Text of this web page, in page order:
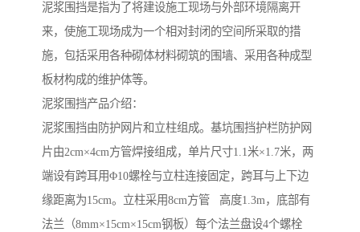
泥浆围挡是指为了将建设施工现场与外部环境隔离开
来，使施工现场成为一个相对封闭的空间所采取的措
施，包括采用各种砌体材料砌筑的围墙、采用各种成型
板材构成的维护体等。
泥浆围挡产品介绍：
泥浆围挡由防护网片和立柱组成。基坑围挡护栏防护网
片由2cm×4cm方管焊接组成，单片尺寸1.1米×1.7米，两
端设有跨耳用Φ10螺栓与立柱连接固定，跨耳与上下边
缘距离为15cm。立柱采用8cm方管 高度1.3m，底部有
法兰（8mm×15cm×15cm钢板）每个法兰盘设4个螺栓